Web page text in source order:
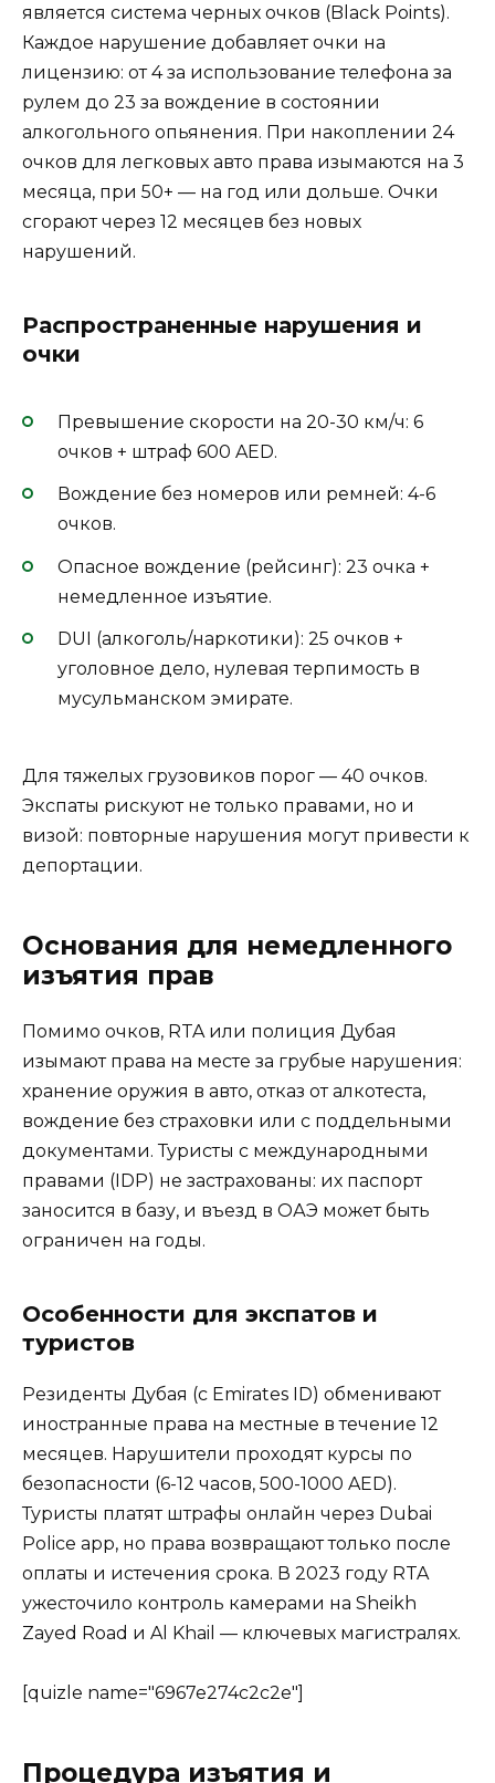
является система черных очков (Black Points).
Каждое нарушение добавляет очки на
лицензию: от 4 за использование телефона за
рулем до 23 за вождение в состоянии
алкогольного опьянения. При накоплении 24
очков для легковых авто права изымаются на 3
месяца, при 50+ — на год или дольше. Очки
сгорают через 12 месяцев без новых
нарушений.
Распространенные нарушения и
очки
Превышение скорости на 20-30 км/ч: 6
очков + штраф 600 AED.
Вождение без номеров или ремней: 4-6
очков.
Опасное вождение (рейсинг): 23 очка +
немедленное изъятие.
DUI (алкоголь/наркотики): 25 очков +
уголовное дело, нулевая терпимость в
мусульманском эмирате.
Для тяжелых грузовиков порог — 40 очков.
Экспаты рискуют не только правами, но и
визой: повторные нарушения могут привести к
депортации.
Основания для немедленного
изъятия прав
Помимо очков, RTA или полиция Дубая
изымают права на месте за грубые нарушения:
хранение оружия в авто, отказ от алкотеста,
вождение без страховки или с поддельными
документами. Туристы с международными
правами (IDP) не застрахованы: их паспорт
заносится в базу, и въезд в ОАЭ может быть
ограничен на годы.
Особенности для экспатов и
туристов
Резиденты Дубая (с Emirates ID) обменивают
иностранные права на местные в течение 12
месяцев. Нарушители проходят курсы по
безопасности (6-12 часов, 500-1000 AED).
Туристы платят штрафы онлайн через Dubai
Police app, но права возвращают только после
оплаты и истечения срока. В 2023 году RTA
ужесточило контроль камерами на Sheikh
Zayed Road и Al Khail — ключевых магистралях.
[quizle name="6967e274c2c2e"]
Процедура изъятия и